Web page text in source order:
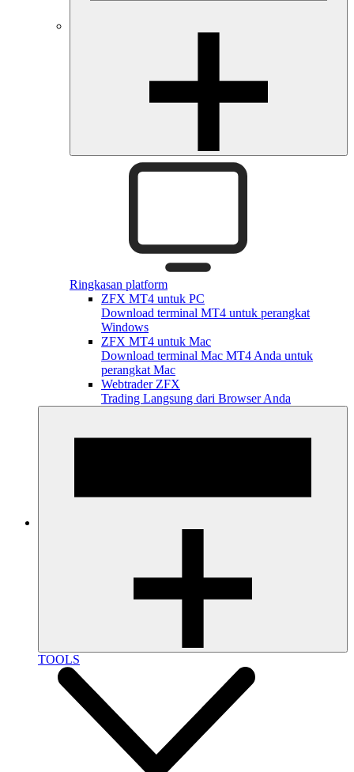
Ringkasan platform
ZFX MT4 untuk PC
Download terminal MT4 untuk perangkat
Windows
ZFX MT4 untuk Mac
Download terminal Mac MT4 Anda untuk
perangkat Mac
Webtrader ZFX
Trading Langsung dari Browser Anda
TOOLS